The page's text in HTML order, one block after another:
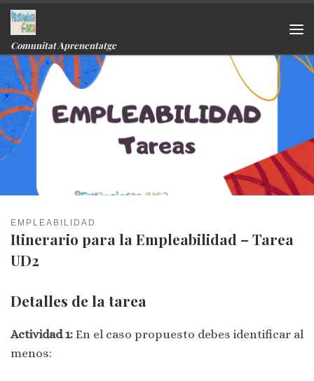
Skip to content
Comunitat Aprenentatge
EMPLEABILIDAD
Itinerario para la Empleabilidad – Tarea
UD2
Detalles de la tarea
Actividad 1: En el caso propuesto debes identificar al
menos: